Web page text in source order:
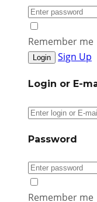
Remember me
Sign Up
Login or E-
Password
Remember me